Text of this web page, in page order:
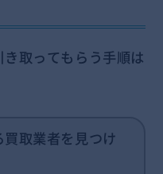
取ってもらう手順は
取業者を見つけ